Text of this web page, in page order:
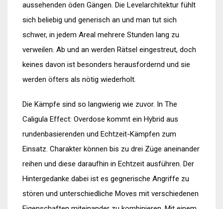
aussehenden öden Gängen. Die Levelarchitektur fühlt
sich beliebig und generisch an und man tut sich
schwer, in jedem Areal mehrere Stunden lang zu
verweilen. Ab und an werden Rätsel eingestreut, doch
keines davon ist besonders herausfordernd und sie
werden öfters als nötig wiederholt.
Die Kämpfe sind so langwierig wie zuvor. In The
Caligula Effect: Overdose kommt ein Hybrid aus
rundenbasierenden und Echtzeit-Kämpfen zum
Einsatz. Charakter können bis zu drei Züge aneinander
reihen und diese daraufhin in Echtzeit ausführen. Der
Hintergedanke dabei ist es gegnerische Angriffe zu
stören und unterschiedliche Moves mit verschiedenen